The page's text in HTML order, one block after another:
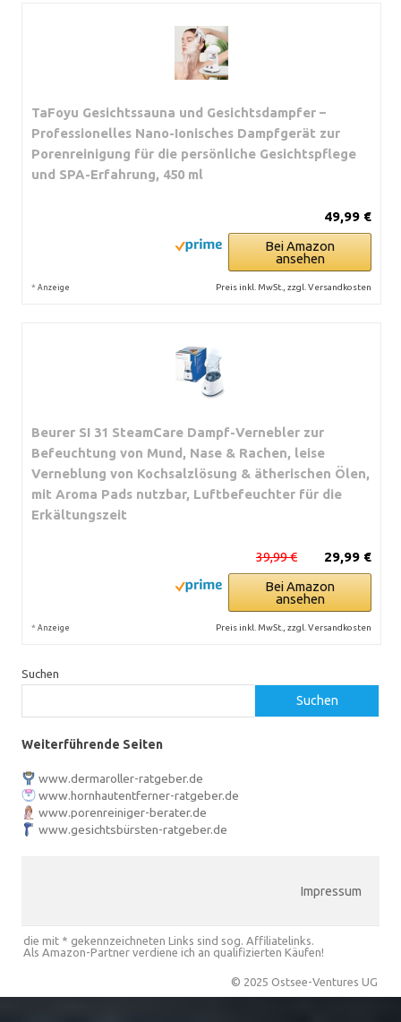
TaFoyu Gesichtssauna und Gesichtsdampfer –
Professionelles Nano-Ionisches Dampfgerät zur
Porenreinigung für die persönliche Gesichtspflege
und SPA-Erfahrung, 450 ml
49,99 €
Bei Amazon
ansehen
* Anzeige Preis inkl. MwSt., zzgl. Versandkosten
Beurer SI 31 SteamCare Dampf-Vernebler zur
Befeuchtung von Mund, Nase & Rachen, leise
Verneblung von Kochsalzlösung & ätherischen Ölen,
mit Aroma Pads nutzbar, Luftbefeuchter für die
Erkältungszeit
29,99 €
39,99 €
Bei Amazon
ansehen
* Anzeige Preis inkl. MwSt., zzgl. Versandkosten
Suchen
Suchen
Weiterführende Seiten
www.dermaroller-ratgeber.de
www.hornhautentferner-ratgeber.de
www.porenreiniger-berater.de
www.gesichtsbürsten-ratgeber.de
Impressum
die mit * gekennzeichneten Links sind sog. Affiliatelinks.
Als Amazon-Partner verdiene ich an qualifizierten Käufen!
© 2025 Ostsee-Ventures UG